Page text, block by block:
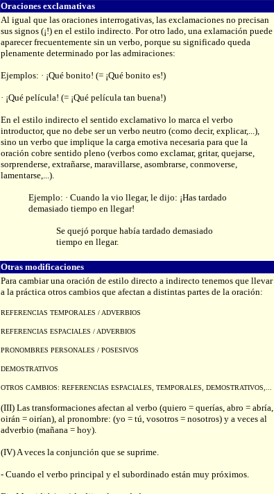
Oraciones exclamativas
Al igual que las oraciones interrogativas, las exclamaciones no precisan
sus signos (¡!) en el estilo indirecto. Por otro lado, una exlamación puede
aparecer frecuentemente sin un verbo, porque su significado queda
plenamente determinado por las admiraciones:
Ejemplos: · ¡Qué bonito! (= ¡Qué bonito es!)
· ¡Qué película! (= ¡Qué película tan buena!)
En el estilo indirecto el sentido exclamativo lo marca el verbo
introductor, que no debe ser un verbo neutro (como decir, explicar,...),
sino un verbo que implique la carga emotiva necesaria para que la
oración cobre sentido pleno (verbos como exclamar, gritar, quejarse,
sorprenderse, extrañarse, maravillarse, asombrarse, conmoverse,
lamentarse,...).
Ejemplo: · Cuando la vio llegar, le dijo: ¡Has tardado
demasiado tiempo en llegar!
Se quejó porque había tardado demasiado
tiempo en llegar.
Otras modificaciones
Para cambiar una oración de estilo directo a indirecto tenemos que llevar
a la práctica otros cambios que afectan a distintas partes de la oración:
REFERENCIAS TEMPORALES / ADVERBIOS
REFERENCIAS ESPACIALES / ADVERBIOS
PRONOMBRES PERSONALES / POSESIVOS
DEMOSTRATIVOS
OTROS CAMBIOS: REFERENCIAS ESPACIALES, TEMPORALES, DEMOSTRATIVOS,...
(III) Las transformaciones afectan al verbo (quiero = querías, abro = abría,
oirán = oirían), al pronombre: (yo = tú, vosotros = nosotros) y a veces al
adverbio (mañana = hoy).
(IV) A veces la conjunción que se suprime.
- Cuando el verbo principal y el subordinado están muy próximos.